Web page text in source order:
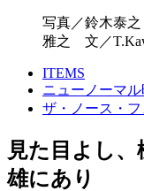
写真／鈴木泰
雅之 文／
ITEMS
ニューノーマ
ザ・ノース・フ
見た目よし
雄にあり